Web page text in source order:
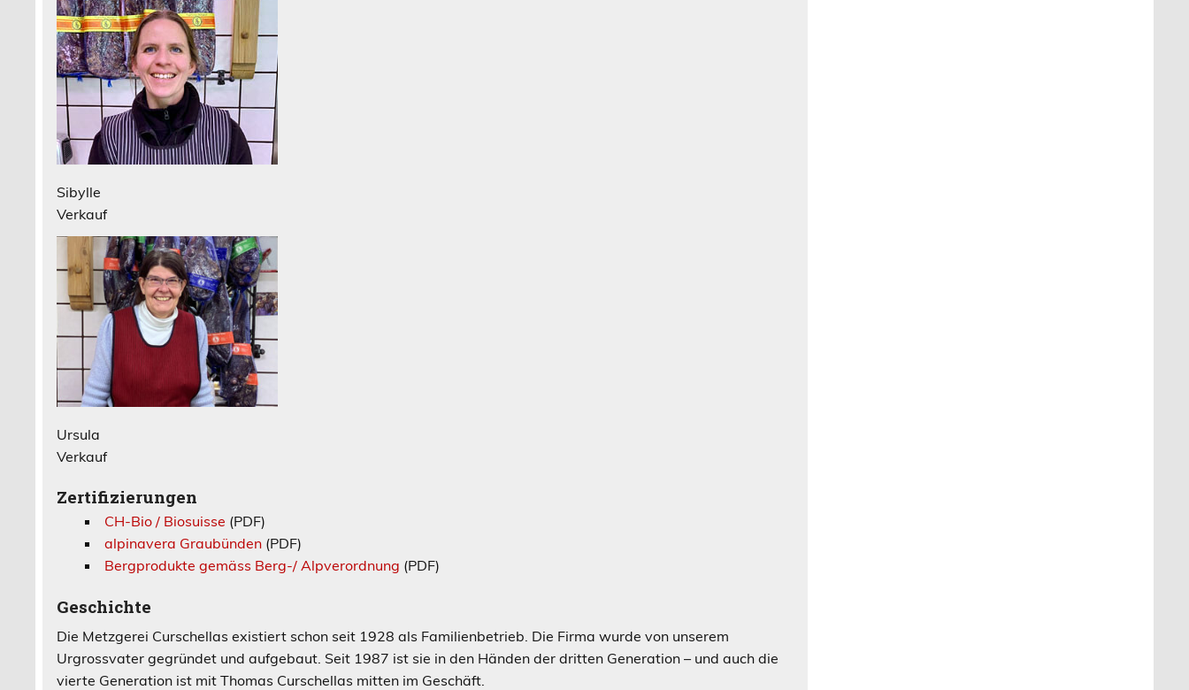
Sibylle
Verkauf
Ursula
Verkauf
Zertifizierungen
CH-Bio / Biosuisse (PDF)
alpinavera Graubünden (PDF)
Bergprodukte gemäss Berg-/ Alpverordnung (PDF)
Geschichte
Die Metzgerei Curschellas existiert schon seit 1928 als Familienbetrieb. Die Firma wurde von unserem
Urgrossvater gegründet und aufgebaut. Seit 1987 ist sie in den Händen der dritten Generation – und auch die
vierte Generation ist mit Thomas Curschellas mitten im Geschäft.